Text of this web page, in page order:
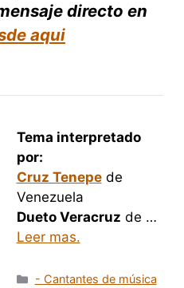
directo en
aqui
Tema interpretado
por:
Cruz Tenepede
Venezuela
Dueto Veracruz de …
Leer mas.
Categorías
- Cantantes de música